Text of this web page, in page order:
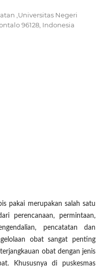
,Universitas Negeri
96128, Indonesia
pakai merupakan salah satu
perencanaan, permintaan,
pencatatan dan
obat sangat penting
obat dengan jenis
Khususnya di puskesmas